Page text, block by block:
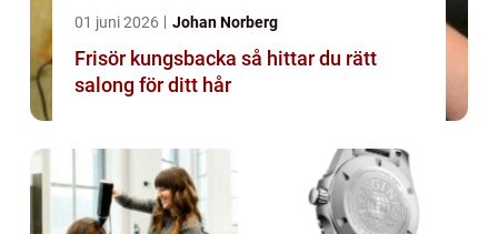
01 juni 2026 Johan Norberg
Frisör kungsbacka så hittar du rätt
salong för ditt hår